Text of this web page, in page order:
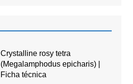
Crystalline rosy tetra
(Megalamphodus epicharis) |
Ficha técnica